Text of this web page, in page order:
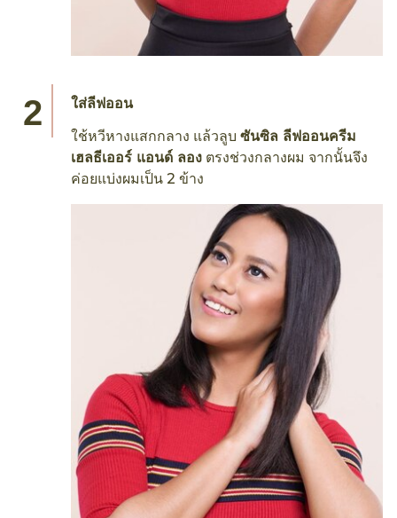
ใส่ลีฟออน
ใช้หวีหางแสกกลาง แล้วลูบ ซันซิล ลีฟออนครีม
เฮลธีเออร์ แอนด์ ลอง ตรงช่วงกลางผม จากนั้นจึง
ค่อยแบ่งผมเป็น 2 ข้าง